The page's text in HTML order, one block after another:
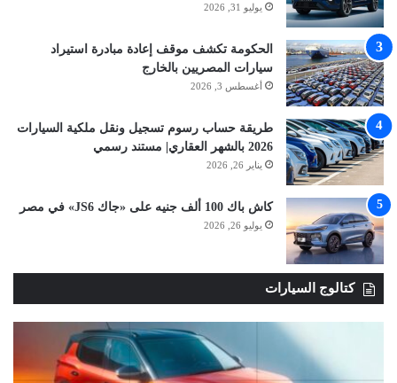
يوليو 31, 2026
الحكومة تكشف موقف إعادة مبادرة استيراد
سيارات المصريين بالخارج
أغسطس 3, 2026
طريقة حساب رسوم تسجيل ونقل ملكية السيارات
2026 بالشهر العقاري| مستند رسمي
يناير 26, 2026
كاش باك 100 ألف جنيه على «جاك JS6» في مصر
يوليو 26, 2026
كتالوج السيارات